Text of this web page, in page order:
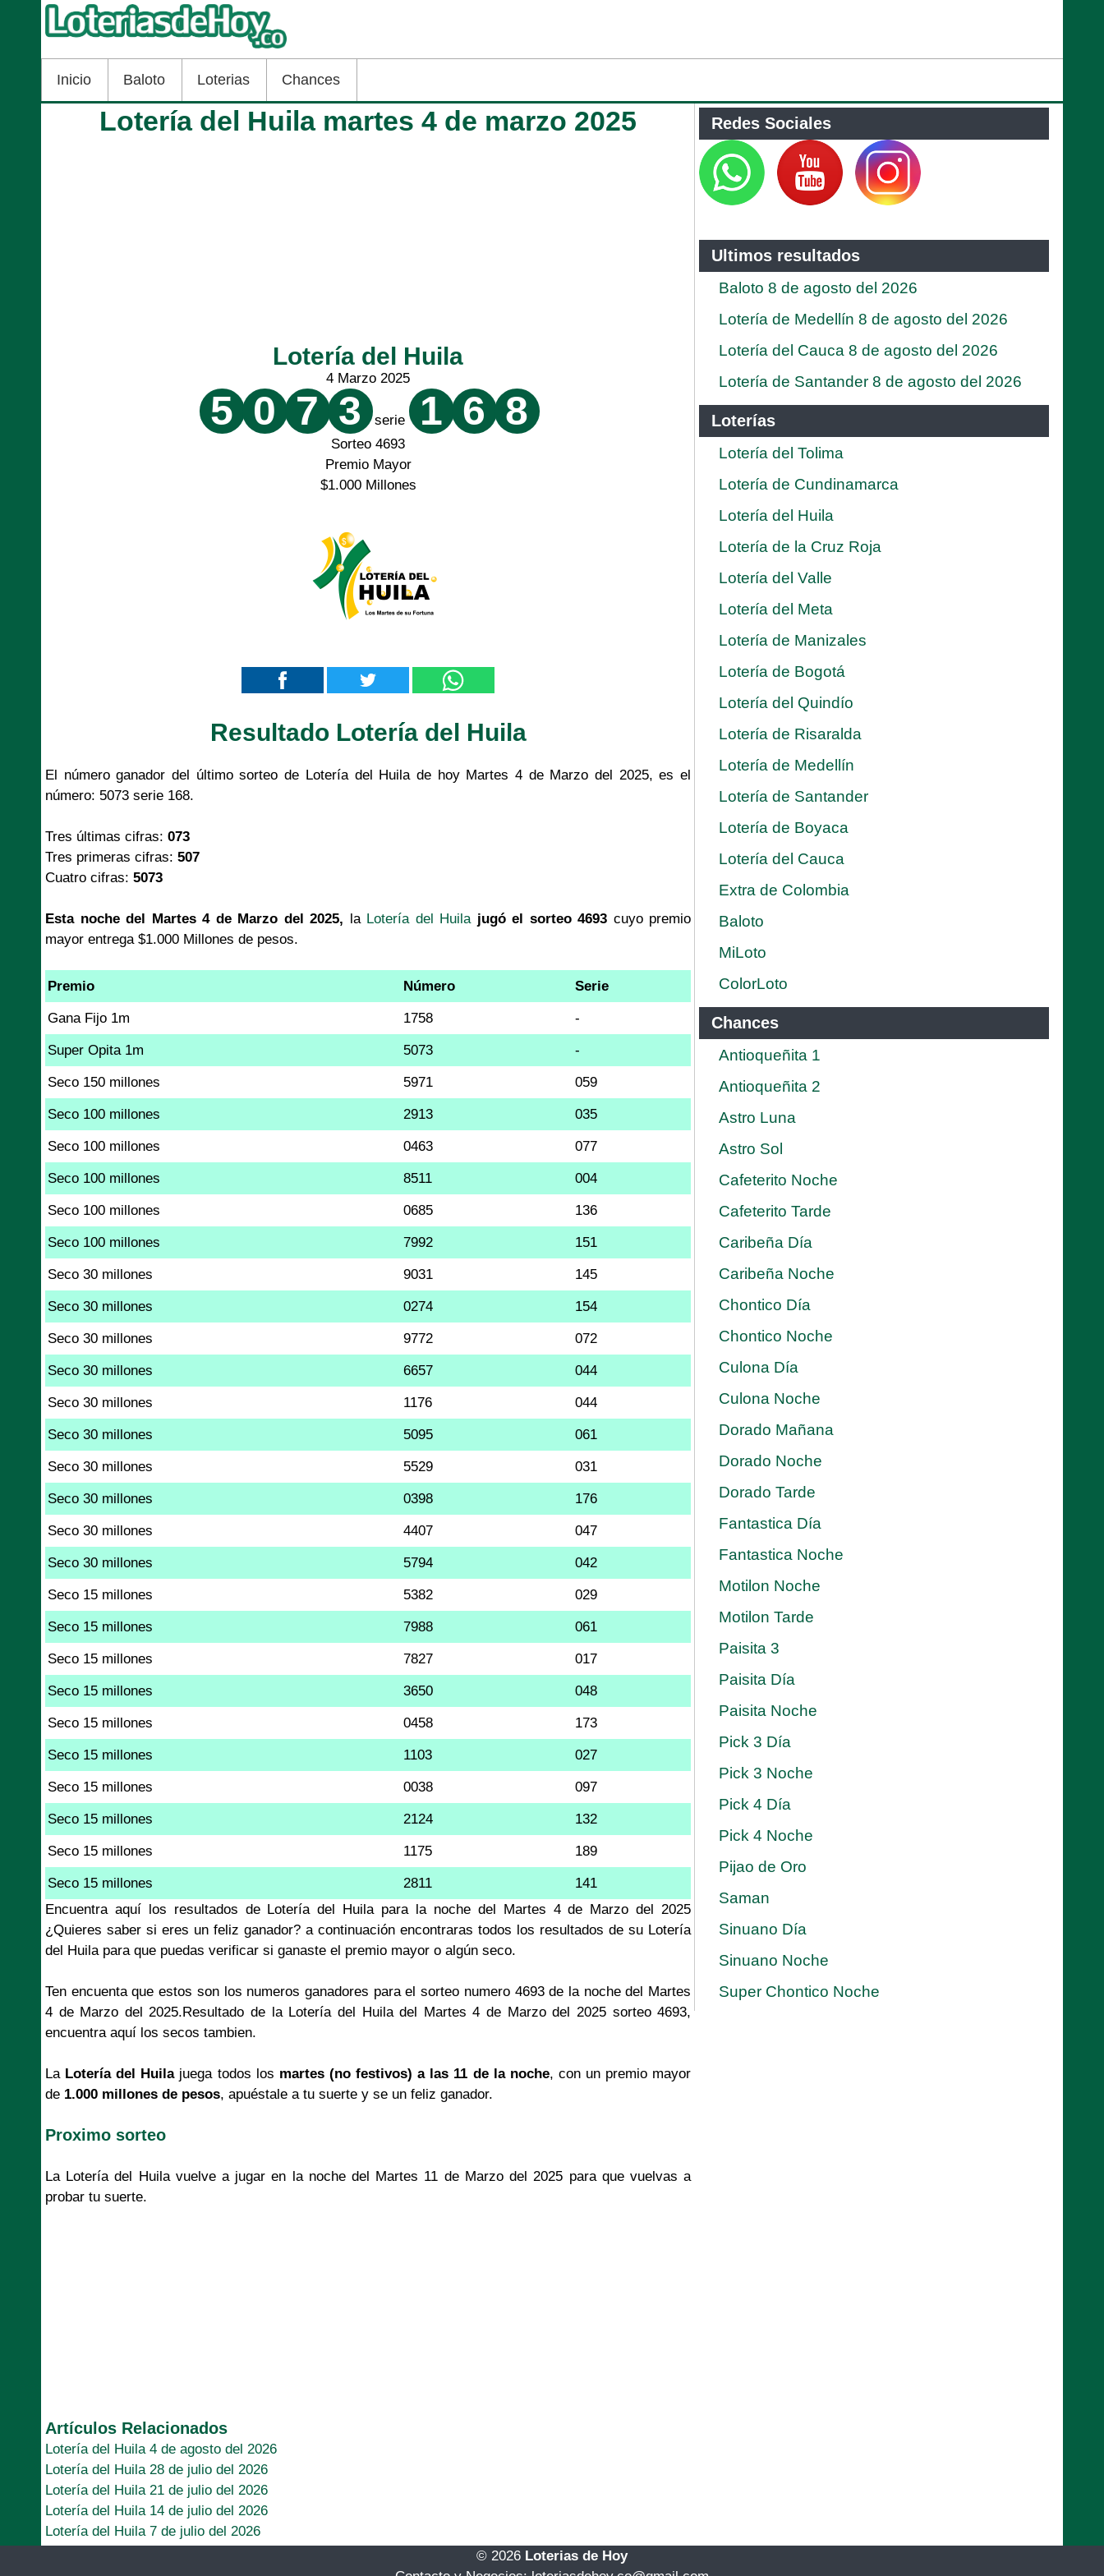
Inicio Baloto Loterias Chances
Lotería del Huila martes 4 de marzo 2025
Lotería del Huila
4 Marzo 2025
5 0 7 3 serie 1 6 8
Sorteo 4693
Premio Mayor
$1.000 Millones
Resultado Lotería del Huila
El número ganador del último sorteo de Lotería del Huila de hoy Martes 4 de Marzo del 2025, es el
número: 5073 serie 168.
Tres últimas cifras: 073
Tres primeras cifras: 507
Cuatro cifras: 5073
Esta noche del Martes 4 de Marzo del 2025, la Lotería del Huila jugó el sorteo 4693 cuyo premio
mayor entrega $1.000 Millones de pesos.
Premio Número Serie
Gana Fijo 1m 1758 -
Super Opita 1m 5073 -
Seco 150 millones 5971 059
Seco 100 millones 2913 035
Seco 100 millones 0463 077
Seco 100 millones 8511 004
Seco 100 millones 0685 136
Seco 100 millones 7992 151
Seco 30 millones 9031 145
Seco 30 millones 0274 154
Seco 30 millones 9772 072
Seco 30 millones 6657 044
Seco 30 millones 1176 044
Seco 30 millones 5095 061
Seco 30 millones 5529 031
Seco 30 millones 0398 176
Seco 30 millones 4407 047
Seco 30 millones 5794 042
Seco 15 millones 5382 029
Seco 15 millones 7988 061
Seco 15 millones 7827 017
Seco 15 millones 3650 048
Seco 15 millones 0458 173
Seco 15 millones 1103 027
Seco 15 millones 0038 097
Seco 15 millones 2124 132
Seco 15 millones 1175 189
Seco 15 millones 2811
141
Encuentra aquí los resultados de Lotería del Huila para la noche del Martes 4 de Marzo del 2025
¿Quieres saber si eres un feliz ganador? a continuación encontraras todos los resultados de su Lotería
del Huila para que puedas verificar si ganaste el premio mayor o algún seco.
Ten encuenta que estos son los numeros ganadores para el sorteo numero 4693 de la noche del Martes
4 de Marzo del 2025.Resultado de la Lotería del Huila del Martes 4 de Marzo del 2025 sorteo 4693,
encuentra aquí los secos tambien.
La Lotería del Huilajuega todos los martes (no festivos) a las 11 de la noche, con un premio mayor
de 1.000 millones de pesos, apuéstale a tu suerte y se un feliz ganador.
Proximo sorteo
La Lotería del Huila vuelve a jugar en la noche del Martes 11 de Marzo del 2025 para que vuelvas a
probar tu suerte.
Artículos Relacionados
Lotería del Huila 4 de agosto del 2026
Lotería del Huila 28 de julio del 2026
Lotería del Huila 21 de julio del 2026
Lotería del Huila 14 de julio del 2026
Lotería del Huila 7 de julio del 2026
Redes Sociales
Ultimos resultados
Baloto 8 de agosto del 2026
Lotería de Medellín 8 de agosto del 2026
Lotería del Cauca 8 de agosto del 2026
Lotería de Santander 8 de agosto del 2026
Loterías
Lotería del Tolima
Lotería de Cundinamarca
Lotería del Huila
Lotería de la Cruz Roja
Lotería del Valle
Lotería del Meta
Lotería de Manizales
Lotería de Bogotá
Lotería del Quindío
Lotería de Risaralda
Lotería de Medellín
Lotería de Santander
Lotería de Boyaca
Lotería del Cauca
Extra de Colombia
Baloto
MiLoto
ColorLoto
Chances
Antioqueñita 1
Antioqueñita 2
Astro Luna
Astro Sol
Cafeterito Noche
Cafeterito Tarde
Caribeña Día
Caribeña Noche
Chontico Día
Chontico Noche
Culona Día
Culona Noche
Dorado Mañana
Dorado Noche
Dorado Tarde
Fantastica Día
Fantastica Noche
Motilon Noche
Motilon Tarde
Paisita 3
Paisita Día
Paisita Noche
Pick 3 Día
Pick 3 Noche
Pick 4 Día
Pick 4 Noche
Pijao de Oro
Saman
Sinuano Día
Sinuano Noche
Super Chontico Noche
© 2026 Loterias de Hoy